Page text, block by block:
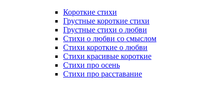
Короткие стихи
Грустные короткие стихи
Грустные стихи о любви
Стихи о любви со смыслом
Стихи короткие о любви
Стихи красивые короткие
Стихи про осень
Стихи про расставание